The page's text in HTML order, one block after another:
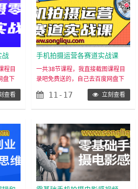
业定
异……
稳定器。把握发布时间：变现方式决
定发布时间会直播：准备好内容，坚
持直播。会变现……
战
程目
盘下
慢的自
的推广
， 当
果 h
不
查看
手机拍摄运营各赛道实战课
一共38节课程，我直接截图课程目
录吧免费送的，自己去百度网盘下
载，没有会员的自己注册下载慢的自
己买百度网盘的会员，在这里的推广
渠道买肯定比直接官方买便宜，当然
ps://zy.songliqu.com如果 htt
ps://zy.songliqu.com 打不开
的,就去下载APP吧 https://web
y……
11-17 立刻查看